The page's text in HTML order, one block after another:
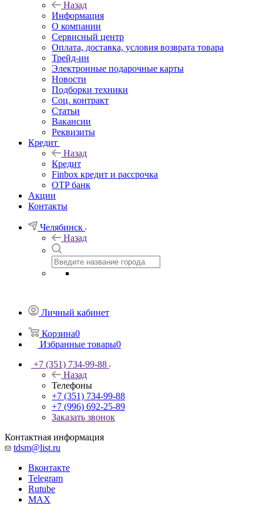
Назад
Информация
О компании
Сервисный центр
Оплата, доставка, условия возврата товара
Трейд-ин
Электронные подарочные карты
Новости
Подборки техники
Соц. контракт
Статьи
Вакансии
Реквизиты
Кредит
Назад
Кредит
Finbox кредит и рассрочка
OTP банк
Акции
Контакты
Челябинск
Назад
Личный кабинет
Корзина0
Избранные товары0
+7 (351) 734-99-88
Назад
Телефоны
+7 (351) 734-99-88
+7 (996) 692-25-89
Заказать звонок
Контактная информация
tdsm@list.ru
Вконтакте
Telegram
Rutube
MAX